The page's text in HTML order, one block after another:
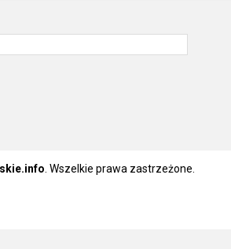
. Wszelkie prawa zastrzeżone.